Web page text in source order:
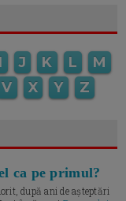
I J K L
M
V X Y Z
ca pe primul?
după ani de așteptări